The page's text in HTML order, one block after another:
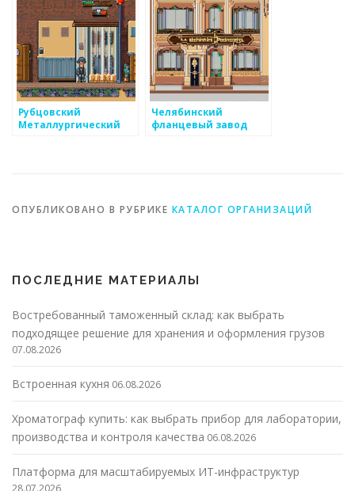
Рубцовский
Металлургический
Челябинский
фланцевый завод
ОПУБЛИКОВАНО В РУБРИКЕ КАТАЛОГ ОРГАНИЗАЦИЙ
ПОСЛЕДНИЕ МАТЕРИАЛЫ
Востребованный таможенный склад: как выбрать
подходящее решение для хранения и оформления грузов
07.08.2026
Встроенная кухня 06.08.2026
Хроматограф купить: как выбрать прибор для лаборатории,
производства и контроля качества 06.08.2026
Платформа для масштабируемых ИТ-инфраструктур